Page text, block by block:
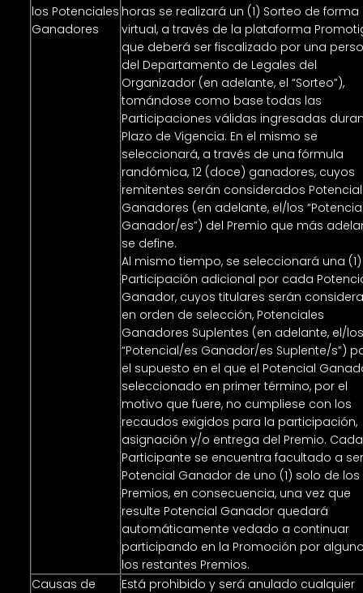
los Potenciales
Ganadores
horas se realizará un (1) Sorteo de forma
virtual, a través de la plataforma
que deberá ser fiscalizado por una
del Departamento de Legales del
Organizador (en adelante, el “Sorteo”),
tomándose como base todas las
Participaciones válidas ingresadas
Plazo de Vigencia. En el mismo se
seleccionará, a través de una fórmula
randómica, 12 (doce) ganadores, cuyos
remitentes serán considerados
Ganadores (en adelante, el/los
Ganador/es”) del Premio que más
se define.
Al mismo tiempo, se seleccionará una (1)
Participación adicional por cada
Ganador, cuyos titulares serán
en orden de selección, Potenciales
Ganadores Suplentes (en adelante, el/
“Potencial/es Ganador/es Suplente/s”)
el supuesto en el que el Potencial
seleccionado en primer término, por el
motivo que fuere, no cumpliese con los
recaudos exigidos para la participación,
asignación y/o entrega del Premio. Cada
Participante se encuentra facultado a
Potencial Ganador de uno (1) solo de los
Premios, en consecuencia, una vez que
resulte Potencial Ganador quedará
automáticamente vedado a continuar
participando en la Promoción por
los restantes Premios.
Causas de
Está prohibido y será anulado cualquier